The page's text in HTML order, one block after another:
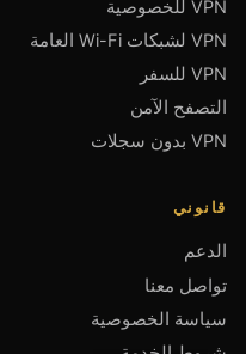
VPN للخصوصية
VPN لشبكات Wi-Fi العامة
VPN للسفر
التصفح الآمن
VPN بدون سجلات
قانوني
الدعم
تواصل معنا
سياسة الخصوصية